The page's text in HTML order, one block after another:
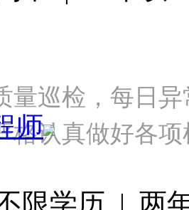
量巡检，每日
格认真做好各
师
限学历 | 两